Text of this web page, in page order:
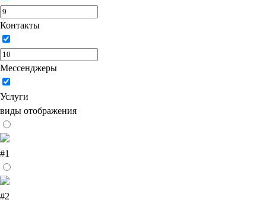
Контакты
Мессенджеры
Услуги
виды отображения
#1
#2